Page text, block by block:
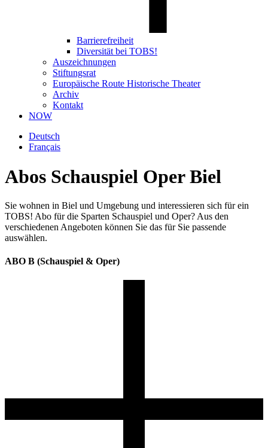
Barrierefreiheit
Diversität bei TOBS!
Auszeichnungen
Stiftungsrat
Europäische Route Historische Theater
Archiv
Kontakt
NOW
Deutsch
Français
Abos Schauspiel Oper Biel
Sie wohnen in Biel und Umgebung und interessieren sich für ein
TOBS! Abo für die Sparten Schauspiel und Oper? Aus den
verschiedenen Angeboten können Sie das für Sie passende
auswählen.
ABO B (Schauspiel & Oper)